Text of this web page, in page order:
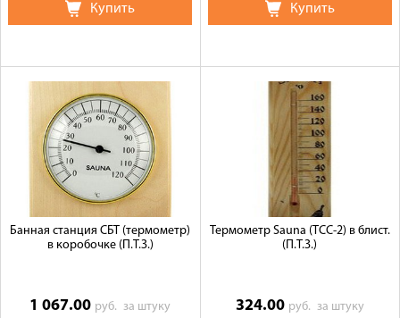
Купить Купить
Банная станция СБТ (термометр)
в коробочке (П.Т.З.)
1 067.00 руб.за штуку
Термометр Sauna (ТСС-2) в блист.
(П.Т.З.)
324.00 руб. за штуку